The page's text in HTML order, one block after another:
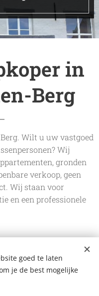
in
Berg
Wilt u uw vastgoed
Wij
gronden
verkoop, geen
Wij staan voor
en een professionele
op-den-Berg
goed te laten
je de best mogelijke